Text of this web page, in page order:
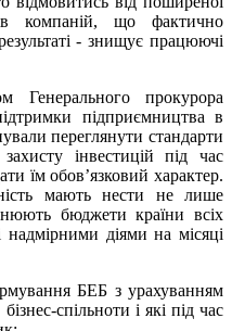
компаній, що фактично
- знищує працюючі
Генерального прокурора
підприємництва в
переглянути стандарти
інвестицій під час
їм обов’язковий характер.
мають нести не лише
бюджети країни всіх
надмірними діями на місяці
БЕБ з урахуванням
спільноти і які під час